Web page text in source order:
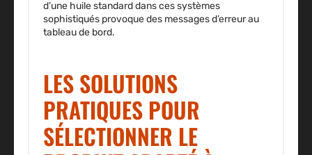
d’une huile standard dans ces systèmes
sophistiqués provoque des messages d’erreur au
tableau de bord.
LES SOLUTIONS
PRATIQUES POUR
SÉLECTIONNER LE